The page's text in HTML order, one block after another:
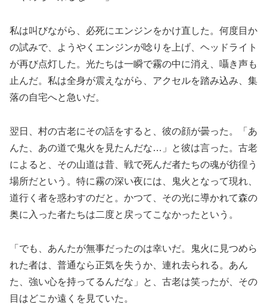
私は叫びながら、必死にエンジンをかけ直した。何度目か
の試みで、ようやくエンジンが唸りを上げ、ヘッドライト
が再び点灯した。光たちは一瞬で霧の中に消え、囁き声も
止んだ。私は全身が震えながら、アクセルを踏み込み、集
落の自宅へと急いだ。
翌日、村の古老にその話をすると、彼の顔が曇った。「あ
んた、あの道で鬼火を見たんだな…」と彼は言った。古老
によると、その山道は昔、戦で死んだ者たちの魂が彷徨う
場所だという。特に霧の深い夜には、鬼火となって現れ、
道行く者を惑わすのだと。かつて、その光に導かれて森の
奥に入った者たちは二度と戻ってこなかったという。
「でも、あんたが無事だったのは幸いだ。鬼火に見つめら
れた者は、普通なら正気を失うか、連れ去られる。あん
た、強い心を持ってるんだな」と、古老は笑ったが、その
目はどこか遠くを見ていた。